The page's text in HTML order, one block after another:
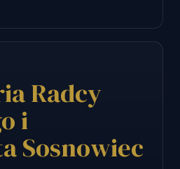
Radcy
i
Sosnowiec